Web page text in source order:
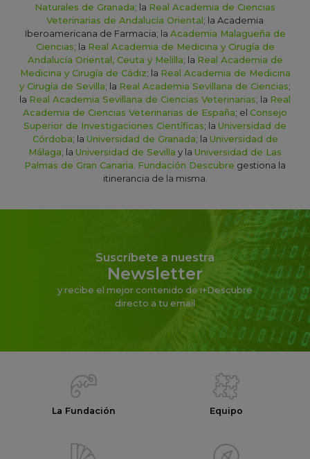
Naturales de Granada; la Real Academia de Ciencias
Veterinarias de Andalucía Oriental; la Academia
Iberoamericana de Farmacia; la Academia Malagueña de
Ciencias; la Real Academia de Medicina y Cirugía de
Andalucía Oriental, Ceuta y Melilla; la Real Academia de
Medicina y Cirugía de Cádiz; la Real Academia de Medicina
y Cirugía de Sevilla; la Real Academia Sevillana de Ciencias;
la Real Academia Sevillana de Ciencias Veterinarias; la Real
Academia de Ciencias Veterinarias de España; el Consejo
Superior de Investigaciones Científicas; la Universidad de
Córdoba; la Universidad de Granada; la Universidad de
Málaga; la Universidad de Sevilla y la Universidad de Las
Palmas de Gran Canaria Fundación Descubre gestiona la
itinerancia de la misma.
Suscríbete a nuestra
Newsletter
y recibe el mejor contenido de i+Descubre
directo a tu email
La Fundación Equipo